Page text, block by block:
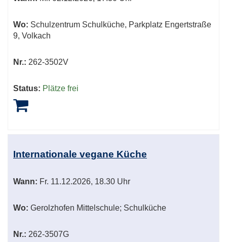
Wo: Schulzentrum Schulküche, Parkplatz Engertstraße
9, Volkach
Nr.: 262-3502V
Status: Plätze frei
Internationale vegane Küche
Wann: Fr. 11.12.2026, 18.30 Uhr
Wo: Gerolzhofen Mittelschule; Schulküche
Nr.: 262-3507G